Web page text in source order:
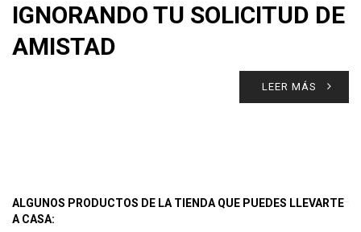
IGNORANDO TU SOLICITUD DE
AMISTAD
LEER MÁS
ALGUNOS PRODUCTOS DE LA TIENDA QUE PUEDES LLEVARTE
A CASA: